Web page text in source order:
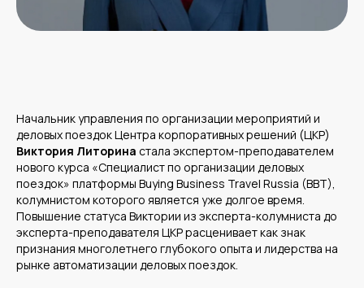
Начальник управления по организации мероприятий и
деловых поездок Центра корпоративных решений (ЦКР)
Виктория Литорина стала экспертом-преподавателем
нового курса «Специалист по организации деловых
поездок» платформы Buying Business Travel Russia (BBT),
колумнистом которого является уже долгое время.
Повышение статуса Виктории из эксперта-колумниста до
эксперта-преподавателя ЦКР расценивает как знак
признания многолетнего глубокого опыта и лидерства на
рынке автоматизации деловых поездок.